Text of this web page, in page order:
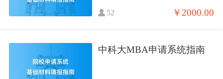
52 ￥2000.00
中科大MBA申请系统指南